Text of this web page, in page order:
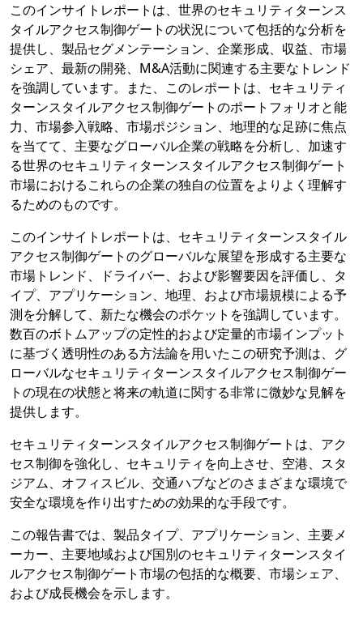
このインサイトレポートは、世界のセキュリティターンス
タイルアクセス制御ゲートの状況について包括的な分析を
提供し、製品セグメンテーション、企業形成、収益、市場
シェア、最新の開発、M&A活動に関連する主要なトレンド
を強調しています。また、このレポートは、セキュリティ
ターンスタイルアクセス制御ゲートのポートフォリオと能
力、市場参入戦略、市場ポジション、地理的な足跡に焦点
を当てて、主要なグローバル企業の戦略を分析し、加速す
る世界のセキュリティターンスタイルアクセス制御ゲート
市場におけるこれらの企業の独自の位置をよりよく理解す
るためのものです。
このインサイトレポートは、セキュリティターンスタイル
アクセス制御ゲートのグローバルな展望を形成する主要な
市場トレンド、ドライバー、および影響要因を評価し、タ
イプ、アプリケーション、地理、および市場規模による予
測を分解して、新たな機会のポケットを強調しています。
数百のボトムアップの定性的および定量的市場インプット
に基づく透明性のある方法論を用いたこの研究予測は、グ
ローバルなセキュリティターンスタイルアクセス制御ゲー
トの現在の状態と将来の軌道に関する非常に微妙な見解を
提供します。
セキュリティターンスタイルアクセス制御ゲートは、アク
セス制御を強化し、セキュリティを向上させ、空港、スタ
ジアム、オフィスビル、交通ハブなどのさまざまな環境で
安全な環境を作り出すための効果的な手段です。
この報告書では、製品タイプ、アプリケーション、主要メ
ーカー、主要地域および国別のセキュリティターンスタイ
ルアクセス制御ゲート市場の包括的な概要、市場シェア、
および成長機会を示します。